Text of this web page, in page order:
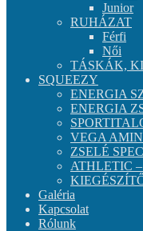
Junior
RUHÁZAT
Férfi
Női
TÁSKÁK,
SQUEEZY
ENERGIA
ENERGIA
VEGA
ZSELÉ
ATHLETIC
Galéria
Kapcsolat
Rólunk